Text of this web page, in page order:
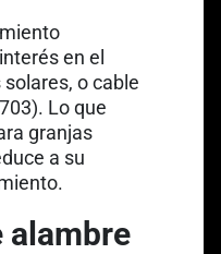
en el
oLink opens in
cable
Lo que
granjas
a su
alambre